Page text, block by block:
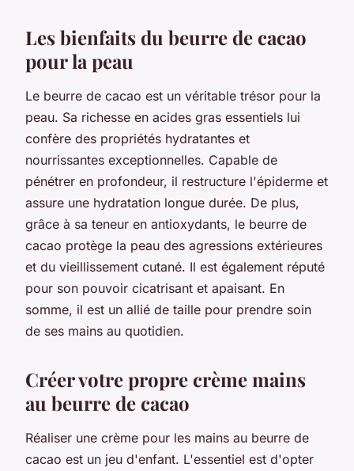
Les bienfaits du beurre de cacao
pour la peau
Le beurre de cacao est un véritable trésor pour la
peau. Sa richesse en acides gras essentiels lui
confère des propriétés hydratantes et
nourrissantes exceptionnelles. Capable de
pénétrer en profondeur, il restructure l'épiderme et
assure une hydratation longue durée. De plus,
grâce à sa teneur en antioxydants, le beurre de
cacao protège la peau des agressions extérieures
et du vieillissement cutané. Il est également réputé
pour son pouvoir cicatrisant et apaisant. En
somme, il est un allié de taille pour prendre soin
de ses mains au quotidien.
Créer votre propre crème mains
au beurre de cacao
Réaliser une crème pour les mains au beurre de
cacao est un jeu d'enfant. L'essentiel est d'opter